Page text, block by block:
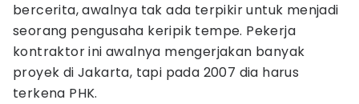
bercerita, awalnya tak ada terpikir untuk menjadi
seorang pengusaha keripik tempe. Pekerja
kontraktor ini awalnya mengerjakan banyak
proyek di Jakarta, tapi pada 2007 dia harus
terkena PHK.